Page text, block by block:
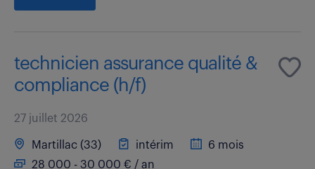
technicien assurance qualité &
compliance (h/f)
27 juillet 2026
Martillac (33) intérim
6 mois
28 000 - 30 000 € / an